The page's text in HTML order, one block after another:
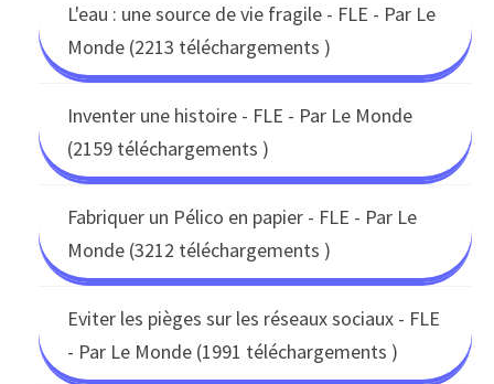
L'eau : une source de vie fragile - FLE - Par Le
Monde (2213 téléchargements )
Inventer une histoire - FLE - Par Le Monde
(2159 téléchargements )
Fabriquer un Pélico en papier - FLE - Par Le
Monde (3212 téléchargements )
Eviter les pièges sur les réseaux sociaux - FLE
- Par Le Monde (1991 téléchargements )